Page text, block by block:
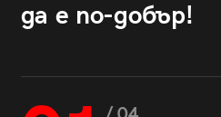
да е по-добър!